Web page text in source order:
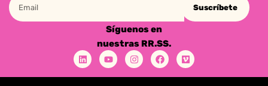
Suscríbete
Síguenos en
nuestras RR.SS.